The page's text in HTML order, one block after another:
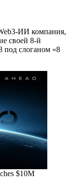
ИИ компания,
своей 8-й
под слоганом «8
$10M